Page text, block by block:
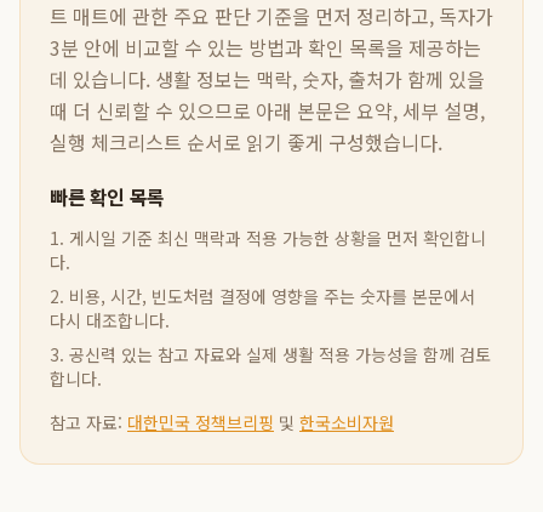
트 매트에 관한 주요 판단 기준을 먼저 정리하고, 독자가
3분 안에 비교할 수 있는 방법과 확인 목록을 제공하는
데 있습니다. 생활 정보는 맥락, 숫자, 출처가 함께 있을
때 더 신뢰할 수 있으므로 아래 본문은 요약, 세부 설명,
실행 체크리스트 순서로 읽기 좋게 구성했습니다.
빠른 확인 목록
1. 게시일 기준 최신 맥락과 적용 가능한 상황을 먼저 확인합니
다.
2. 비용, 시간, 빈도처럼 결정에 영향을 주는 숫자를 본문에서
다시 대조합니다.
3. 공신력 있는 참고 자료와 실제 생활 적용 가능성을 함께 검토
합니다.
참고 자료: 대한민국 정책브리핑 및 한국소비자원